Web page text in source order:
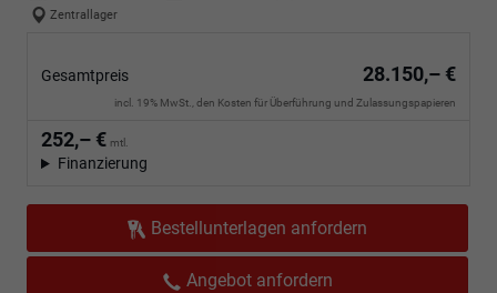
Zentrallager
Gesamtpreis 28.150,– €
incl. 19% MwSt., den Kosten für Überführung und Zulassungspapieren
252,– € mtl.
Finanzierung
Bestellunterlagen anfordern
Angebot anfordern